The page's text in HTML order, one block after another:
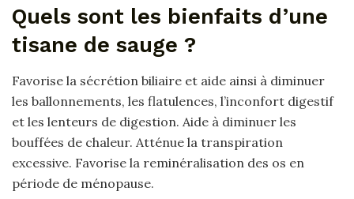
Quels sont les bienfaits d’une
tisane de sauge ?
Favorise la sécrétion biliaire et aide ainsi à diminuer
les ballonnements, les flatulences, l’inconfort digestif
et les lenteurs de digestion. Aide à diminuer les
bouffées de chaleur. Atténue la transpiration
excessive. Favorise la reminéralisation des os en
période de ménopause.